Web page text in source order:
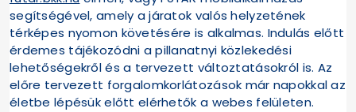
segítségével, amely a járatok valós helyzetének
térképes nyomon követésére is alkalmas. Indulás előtt
érdemes tájékozódni a pillanatnyi közlekedési
lehetőségekről és a tervezett változtatásokról is. Az
előre tervezett forgalomkorlátozások már napokkal az
életbe lépésük előtt elérhetők a webes felületen.